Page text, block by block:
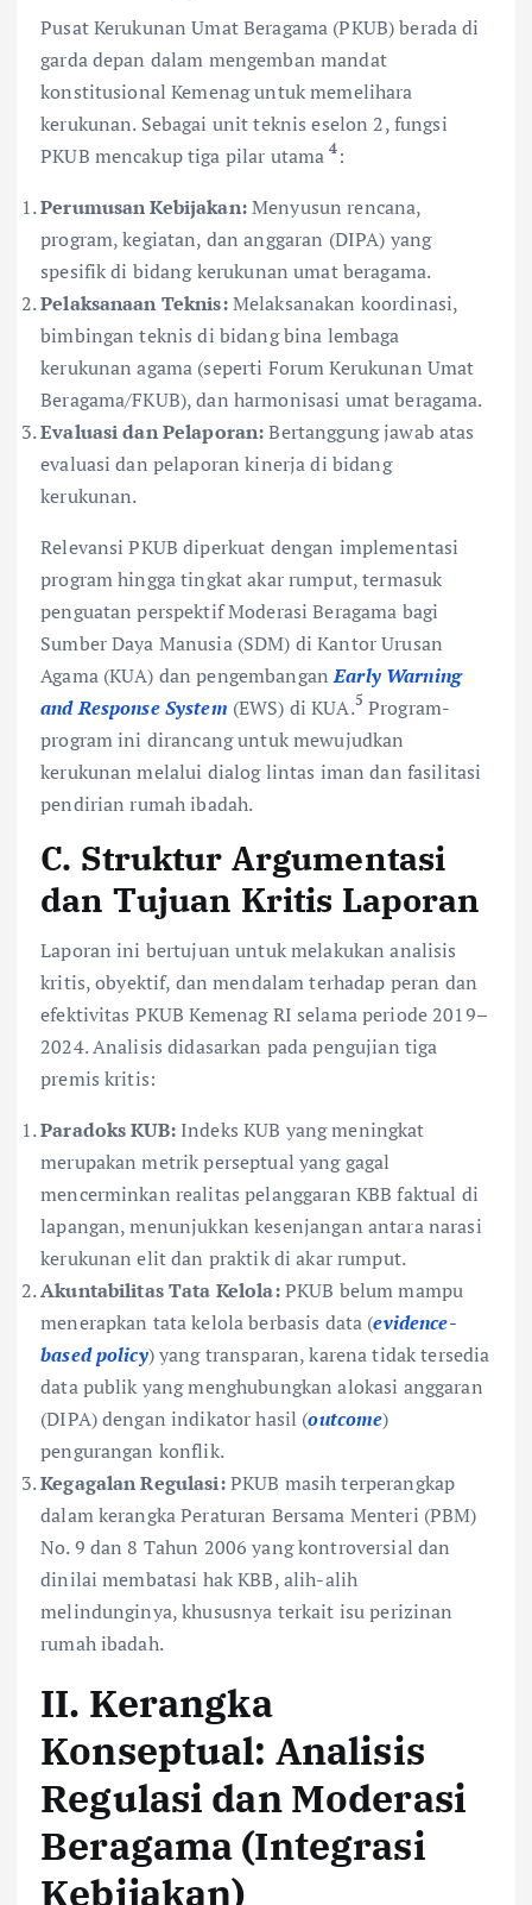
Pusat Kerukunan Umat Beragama (PKUB) berada di
garda depan dalam mengemban mandat
konstitusional Kemenag untuk memelihara
kerukunan. Sebagai unit teknis eselon 2, fungsi
PKUB mencakup tiga pilar utama4 :
Perumusan Kebijakan:Menyusun rencana,
program, kegiatan, dan anggaran (DIPA) yang
spesifik di bidang kerukunan umat beragama.
Pelaksanaan Teknis:Melaksanakan koordinasi,
bimbingan teknis di bidang bina lembaga
kerukunan agama (seperti Forum Kerukunan Umat
Beragama/FKUB), dan harmonisasi umat beragama.
Evaluasi dan Pelaporan:Bertanggung jawab atas
evaluasi dan pelaporan kinerja di bidang
kerukunan.
Relevansi PKUB diperkuat dengan implementasi
program hingga tingkat akar rumput, termasuk
penguatan perspektif Moderasi Beragama bagi
Sumber Daya Manusia (SDM) di Kantor Urusan
Agama (KUA) dan pengembanganEarly Warning
and Response System (EWS) di KUA.5 Program-
program ini dirancang untuk mewujudkan
kerukunan melalui dialog lintas iman dan fasilitasi
pendirian rumah ibadah.
C. Struktur Argumentasi
dan Tujuan Kritis Laporan
Laporan ini bertujuan untuk melakukan analisis
kritis, obyektif, dan mendalam terhadap peran dan
efektivitas PKUB Kemenag RI selama periode 2019–
2024. Analisis didasarkan pada pengujian tiga
premis kritis:
Paradoks KUB:Indeks KUB yang meningkat
merupakan metrik perseptual yang gagal
mencerminkan realitas pelanggaran KBB faktual di
lapangan, menunjukkan kesenjangan antara narasi
kerukunan elit dan praktik di akar rumput.
Akuntabilitas Tata Kelola:PKUB belum mampu
menerapkan tata kelola berbasis data (evidence-
based policy) yang transparan, karena tidak tersedia
data publik yang menghubungkan alokasi anggaran
(DIPA) dengan indikator hasil (outcome)
pengurangan konflik.
Kegagalan Regulasi:PKUB masih terperangkap
dalam kerangka Peraturan Bersama Menteri (PBM)
No. 9 dan 8 Tahun 2006 yang kontroversial dan
dinilai membatasi hak KBB, alih-alih
melindunginya, khususnya terkait isu perizinan
rumah ibadah.
II. Kerangka
Konseptual: Analisis
Regulasi dan Moderasi
Beragama (Integrasi
Kebijakan)